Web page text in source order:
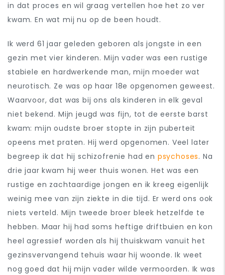
in dat proces en wil graag vertellen hoe het zo ver
kwam. En wat mij nu op de been houdt.
Ik werd 61 jaar geleden geboren als jongste in een
gezin met vier kinderen. Mijn vader was een rustige
stabiele en hardwerkende man, mijn moeder wat
neurotisch. Ze was op haar 18e opgenomen geweest.
Waarvoor, dat was bij ons als kinderen in elk geval
niet bekend. Mijn jeugd was fijn, tot de eerste barst
kwam: mijn oudste broer stopte in zijn puberteit
opeens met praten. Hij werd opgenomen. Veel later
begreep ik dat hij schizofrenie had en psychoses. Na
drie jaar kwam hij weer thuis wonen. Het was een
rustige en zachtaardige jongen en ik kreeg eigenlijk
weinig mee van zijn ziekte in die tijd. Er werd ons ook
niets verteld. Mijn tweede broer bleek hetzelfde te
hebben. Maar hij had soms heftige driftbuien en kon
heel agressief worden als hij thuiskwam vanuit het
gezinsvervangend tehuis waar hij woonde. Ik weet
nog goed dat hij mijn vader wilde vermoorden. Ik was